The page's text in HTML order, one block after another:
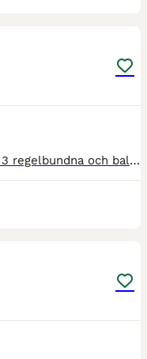
Riktigt fin palomino PRE kille med 3 regelbundna och balanserade gångarter. Korrekt grundriden, härlig ridbarhet och fint psyke. Prisklass; 20-30000 Eur Vg kontakta för video riden.